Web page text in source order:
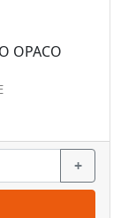
OPACO
+